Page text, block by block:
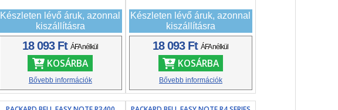
Készleten lévő áruk, azonnal
kiszállításra
18 093 FtÁFA nélkül
KOSÁRBA
Bővebb információk
Készleten lévő áruk, azonnal
kiszállításra
18 093 FtÁFA nélkül
KOSÁRBA
Bővebb információk